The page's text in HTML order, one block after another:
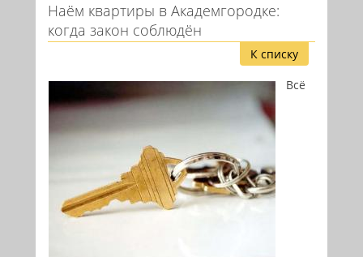
Наём квартиры в Академгородке:
когда закон соблюдён
К списку
Всё